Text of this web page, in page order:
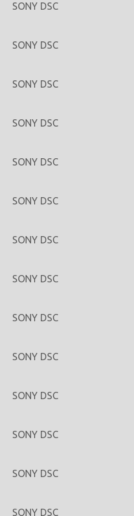
SONY DSC
SONY DSC
SONY DSC
SONY DSC
SONY DSC
SONY DSC
SONY DSC
SONY DSC
SONY DSC
SONY DSC
SONY DSC
SONY DSC
SONY DSC
SONY DSC